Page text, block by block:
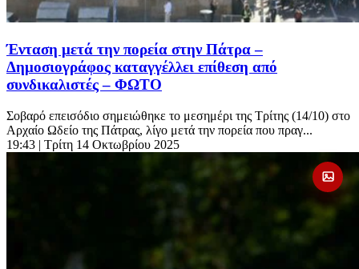
Ένταση μετά την πορεία στην Πάτρα –
Δημοσιογράφος καταγγέλλει επίθεση από
συνδικαλιστές – ΦΩΤΟ
Σοβαρό επεισόδιο σημειώθηκε το μεσημέρι της Τρίτης (14/10) στο
Αρχαίο Ωδείο της Πάτρας, λίγο μετά την πορεία που πραγ...
19:43 | Τρίτη 14 Οκτωβρίου 2025